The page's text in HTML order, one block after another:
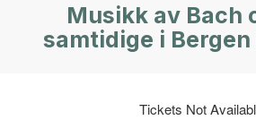
Musikk av Bach
samtidige i
Tickets Not